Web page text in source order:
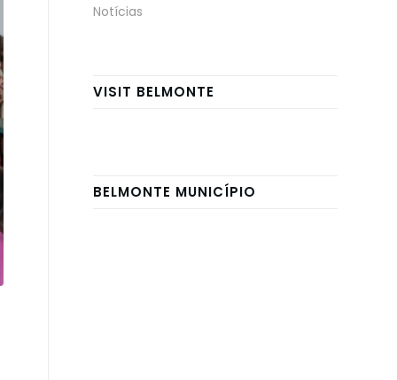
Notícias
VISIT BELMONTE
BELMONTE MUNICÍPIO